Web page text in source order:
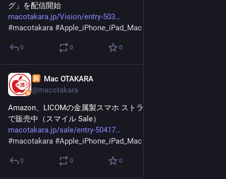
グ」を配信開始
macotakara.jp/Vision/entry-503
#macotakara #Apple_iPhone_iPad_Mac
0 0 0
Mac OTAKARA
@macotakara
Amazon、LICOMの金属製スマホ ストラップホルダーを698円
で販売中（スマイル Sale）
macotakara.jp/sale/entry-50417
#macotakara #Apple_iPhone_iPad_Mac
0 0 0